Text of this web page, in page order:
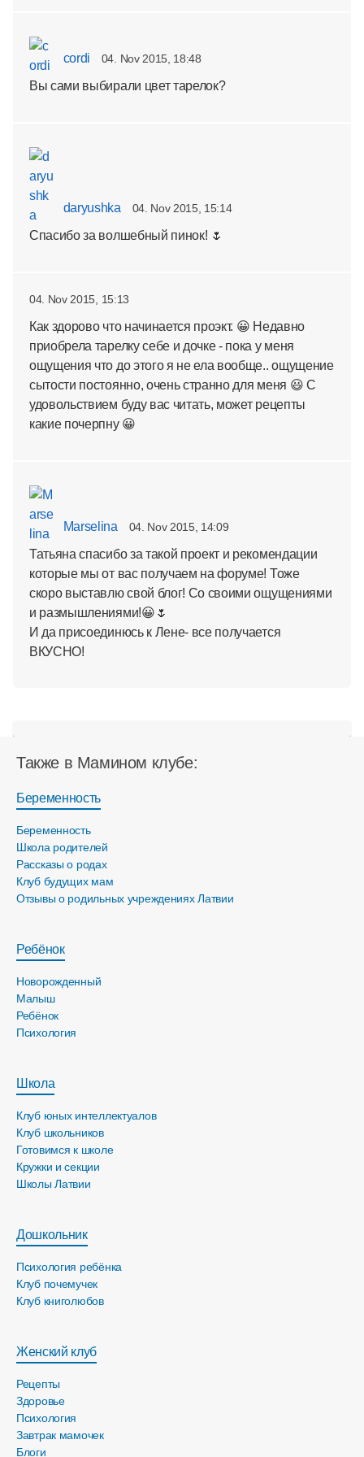
cordi 04. Nov 2015, 18:48
Вы сами выбирали цвет тарелок?
daryushka 04. Nov 2015, 15:14
Спасибо за волшебный пинок! 🌷
04. Nov 2015, 15:13
Как здорово что начинается проэкт. 😀 Недавно
приобрела тарелку себе и дочке - пока у меня
ощущения что до этого я не ела вообще.. ощущение
сытости постоянно, очень странно для меня 😃 С
удовольствием буду вас читать, может рецепты
какие почерпну 😀
Marselina 04. Nov 2015, 14:09
Татьяна спасибо за такой проект и рекомендации
которые мы от вас получаем на форуме! Тоже
скоро выставлю свой блог! Со своими ощущениями
и размышлениями!😀🌷
И да присоединюсь к Лене- все получается
ВКУСНО!
Также в Мамином клубе:
Беременность
Беременность
Школа родителей
Рассказы о родах
Клуб будущих мам
Отзывы о родильных учреждениях Латвии
Ребёнок
Новорожденный
Малыш
Ребёнок
Психология
Школа
Клуб юных интеллектуалов
Клуб школьников
Готовимся к школе
Кружки и секции
Школы Латвии
Дошкольник
Психология ребёнка
Клуб почемучек
Клуб книголюбов
Женский клуб
Рецепты
Здоровье
Психология
Завтрак мамочек
Блоги